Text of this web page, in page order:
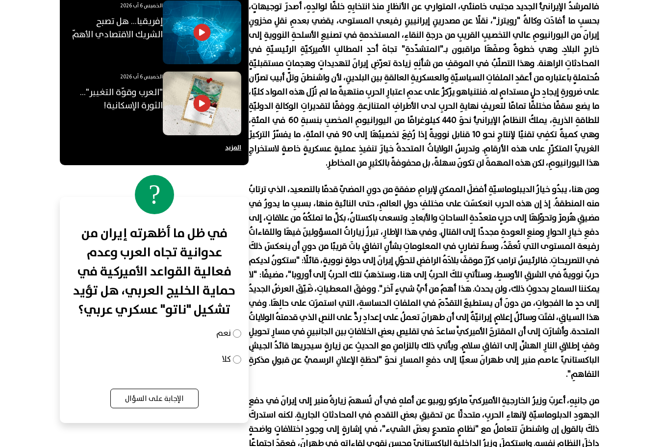
فالمرشدُ الإيرانيُّ الجديد مجتبى خامنئي، المتواري عن الأنظارِ منذ انتخابِهِ خلفًا لوالدِهِ، أصدرَ توجيهاتٍ،
بحسبِ ما أفادَت وكالةُ "رويترز"، نقلًا عن مصدرينِ إيرانيينِ رفيعي المستوى، يقضي بعدمِ نقلِ مخزونِ
إيرانَ من اليورانيومِ عالي التخصيبِ القريبِ من درجةِ النقاءِ، المستخدمةِ في تصنيعِ الأسلحةِ النوويةِ إلى
خارجِ البلادِ. وهي خطوةٌ وصفَهَا مراقبون بـ"المتشدّدةِ" تجاهَ أحدِ المطالبِ الأميركيّةِ الرئيسيّةِ في
المحادثاتِ الراهنة. وهذا التصلّبُ في الموقفِ من شأنِهِ زيادة تعرّضِ إيرانَ لتهديداتٍ وهجماتٍ مستقبليّةٍ
مُحتملةٍ باعتباره من أعقدِ الملفاتِ السياسيّةِ والعسكريةِ العالقةِ بين البلدينِ، لأن واشنطنَ وتلّ أبيب تصرّان
على ضرورةِ إيجادِ حلٍ مستدامٍ له. فنتنياهو يرّكزُ على عدمِ اعتبارِ الحربِ منتهيةً ما لم تُزَل هذه المواد كليًا،
ما يضع سقفًا مختلفًا تمامًا لتعريفِ نهايةِ الحربِ لدى الأطرافِ المتنازعةِ. ووفقًا لتقديراتِ الوكالةِ الدوليّةِ
للطاقةِ الذريةِ، يملكُ النظامُ الإيرانيُّ نحوَ 440 كيلوغرامًا من اليورانيومِ المخصبِ بنسبةِ 60 في المئةِ،
وهي كميةٌ تكفِي تقنيًا لإنتاجِ نحو 10 قنابل نوويةً إذا رُفِعَ تخصيبُهَا إلى 90 في المئةِ، ما يفسّرُ التركيزَ
الغربيّ المتكرّرِ على هذه الأرقامِ. وتدرسُ الولاياتُ المتحدةُ خيارَ تنفيذِ عمليةٍ عسكريةٍ خاصةٍ لاستخراجِ
هذا اليورانيومِ، لكن هذه المهمةَ لن تكونَ سهلةً، بل محفوفةً بالكثيرِ من المخاطرِ.
ومن هنا، يبدُو خيارُ الديبلوماسيّةِ أفضلَ الممكنِ لإبرامِ صفقةٍ من دونِ المضيّ قدمًا بالتصعيد، الذي ترتابُ
منه المنطقةُ. إذ إن هذه الحرب انعكسَت على مختلفِ دولِ العالمِ، حتى النائيةِ منها، بسببِ ما يدورُ في
مضيقِ هُرمزَ وتحوّلِهَا إلى حربٍ متعدّدةِ الساحاتِ والأبعادِ. وتسعى باكستانُ، بكلِّ ما تملكُهُ من علاقاتٍ، إلى
دفعِ خيارِ الحوارِ ومنعِ العودةِ مجددًا إلى القتالِ. وفي هذا الإطارِ، تبرزُ زياراتُ المسؤولينَ فيهَا واللقاءاتُ
رفيعة المستوى التي تُعقَدُ، وسطَ تضاربٍ في المعلوماتِ بشأنِ اتفاقٍ باتَ قريبًا من دونِ أن ينعكسَ ذلكَ
في التصريحاتِ. فالرئيسُ ترامب كرّرَ موقفَ بلادَهُ الرافضِ لتحوّلِ إيرانَ إلى دولةٍ نوويةٍ، قائلًا: "ستكونُ لديكم
حربٌ نوويةٌ في الشرقِ الأوسطِ، وستأتِي تلكَ الحربُ إلى هنا، وستذهبُ تلك الحربُ إلى أوروبا"، مضيفًا: "لا
يمكننا السماح بحدوثِ ذلك، ولن يحدث. هذا أهمُ من أيِّ شيءٍ آخر". ووفقَ المعطياتِ، ضَيّقَ العرضُ الجديدُ
إلى حدٍ ما الفجواتِ، من دونَ أن يستطيعَ التقدّمَ في الملفاتِ الحساسةِ، التي استمرَت على حالِهَا. وفي
هذا السياقِ، لفتَت وسائلُ إعلامٍ إيرانيّةٌ إلى أن طهرانَ تعملُ على إعدادِ ردٍّ على النصِ الذي قدمتهُ الولاياتُ
المتحدة. وأشارَت إلى أن المقترحَ الأميركيَّ ساعدَ في تقليصِ بعضِ الخلافاتِ بين الجانبينِ في مسارِ تحويلِ
وقفِ إطلاقِ النارِ الهشِّ إلى اتفاقِ سلامٍ. ويأتي ذلك بالتزامنِ مع الحديثِ عن زيارةٍ سيجريها قائدُ الجيشِ
الباكستانيّ عاصم منير إلى طهرانَ سعيًا إلى دفعِ المسارِ نحوَ "لحظةِ الإعلانِ الرسميِّ عن قبولِ مذكرةِ
التفاهمِ".
من جانبِهِ، أعربَ وزيرُ الخارجيةِ الأميركيّ ماركو روبيو عن أملهِ في أن تُسهمَ زيارةُ منير إلى إيرانَ في دفعِ
الجهودِ الدبلوماسيّةِ لإنهاءِ الحربِ، متحدثًا عن تحقيقِ بعضِ التقدمِ في المحادثاتِ الجاريةِ. لكنه استدركَ
ذلكَ بالقول إن واشنطنَ تتعاملُ مع "نظامٍ متصدعٍ بعضَ الشيء"، في إشارةٍ إلى وجودِ اختلافاتٍ واضحةٍ
داخلَ النظامِ نفسه. واستكملَ وزيرُ الداخليةِ الباكستانيّ محسن نقوي لقاءاتِهِ في طهرانَ، فعقدَ اجتماعًا
الخميس 6 آب 2026
إفريقيا... هل تصبح
الشريك الاقتصادي الأهمّ
الخميس 6 آب 2026
"العرب وقوّة التغيير"...
الثورة الإسكانية!
المزيد
?
في ظل ما أظهرته إيران من
عدوانية تجاه العرب وعدم
فعالية القواعد الأميركية في
حماية الخليج العربي، هل تؤيد
تشكيل "ناتو" عسكري عربي؟
نعم
كلا
الإجابة على السؤال